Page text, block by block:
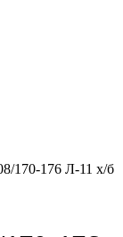
170-176 Л-11 х/б